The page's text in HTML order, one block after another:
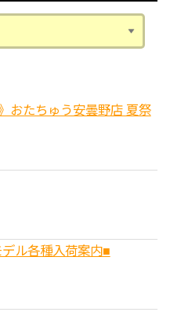
おたちゅう安曇野店 夏祭
ル各種入荷案内■